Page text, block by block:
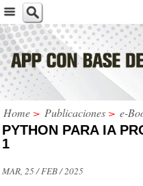
Home > Publicaciones > e-
PYTHON PARA IA
1
MAR, 25 / FEB / 2025